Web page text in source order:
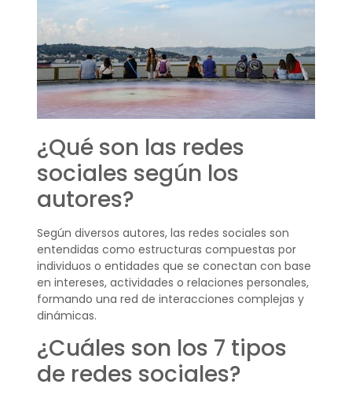
¿Qué son las redes
sociales según los
autores?
Según diversos autores, las redes sociales son
entendidas como estructuras compuestas por
individuos o entidades que se conectan con base
en intereses, actividades o relaciones personales,
formando una red de interacciones complejas y
dinámicas.
¿Cuáles son los 7 tipos
de redes sociales?